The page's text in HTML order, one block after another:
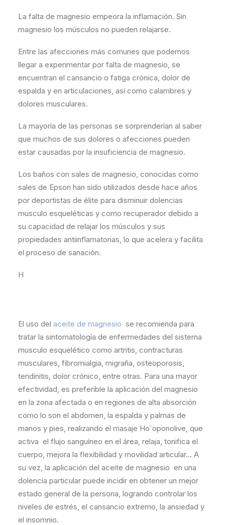
La falta de magnesio empeora la inflamación. Sin
magnesio los músculos no pueden relajarse.
Entre las afecciones más comunes que podemos
llegar a experimentar por falta de magnesio, se
encuentran el cansancio o fatiga crónica, dolor de
espalda y en articulaciones, así como calambres y
dolores musculares.
La mayoría de las personas se sorprenderían al saber
que muchos de sus dolores o afecciones pueden
estar causadas por la insuficiencia de magnesio.
Los baños con sales de magnesio, conocidas como
sales de Epson han sido utilizados desde hace años
por deportistas de élite para disminuir dolencias
musculo esqueléticas y como recuperador debido a
su capacidad de relajar los músculos y sus
propiedades antiinflamatorias, lo que acelera y facilita
el proceso de sanación.
H
El uso del aceite de magnesio se recomienda para
tratar la sintomatología de enfermedades del sistema
musculo esquelético como artritis, contracturas
musculares, fibromialgia, migraña, osteoporosis,
tendinitis, dolor crónico, entre otras. Para una mayor
efectividad, es preferible la aplicación del magnesio
en la zona afectada o en regiones de alta absorción
como lo son el abdomen, la espalda y palmas de
manos y pies, realizando el masaje Ho´oponolive, que
activa el flujo sanguíneo en el área, relaja, tonifica el
cuerpo, mejora la flexibilidad y movilidad articular… A
su vez, la aplicación del aceite de magnesio en una
dolencia particular puede incidir en obtener un mejor
estado general de la persona, logrando controlar los
niveles de estrés, el cansancio extremo, la ansiedad y
el insomnio.